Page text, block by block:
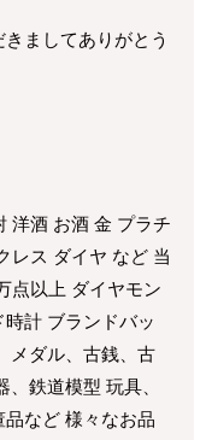
ましてありがとう
洋酒 お酒 金 プラチ
レス ダイヤ など 当
点以上 ダイヤモン
計 ブランドバッ
メダル、古銭、古
鉄道模型 玩具、
など 様々なお品